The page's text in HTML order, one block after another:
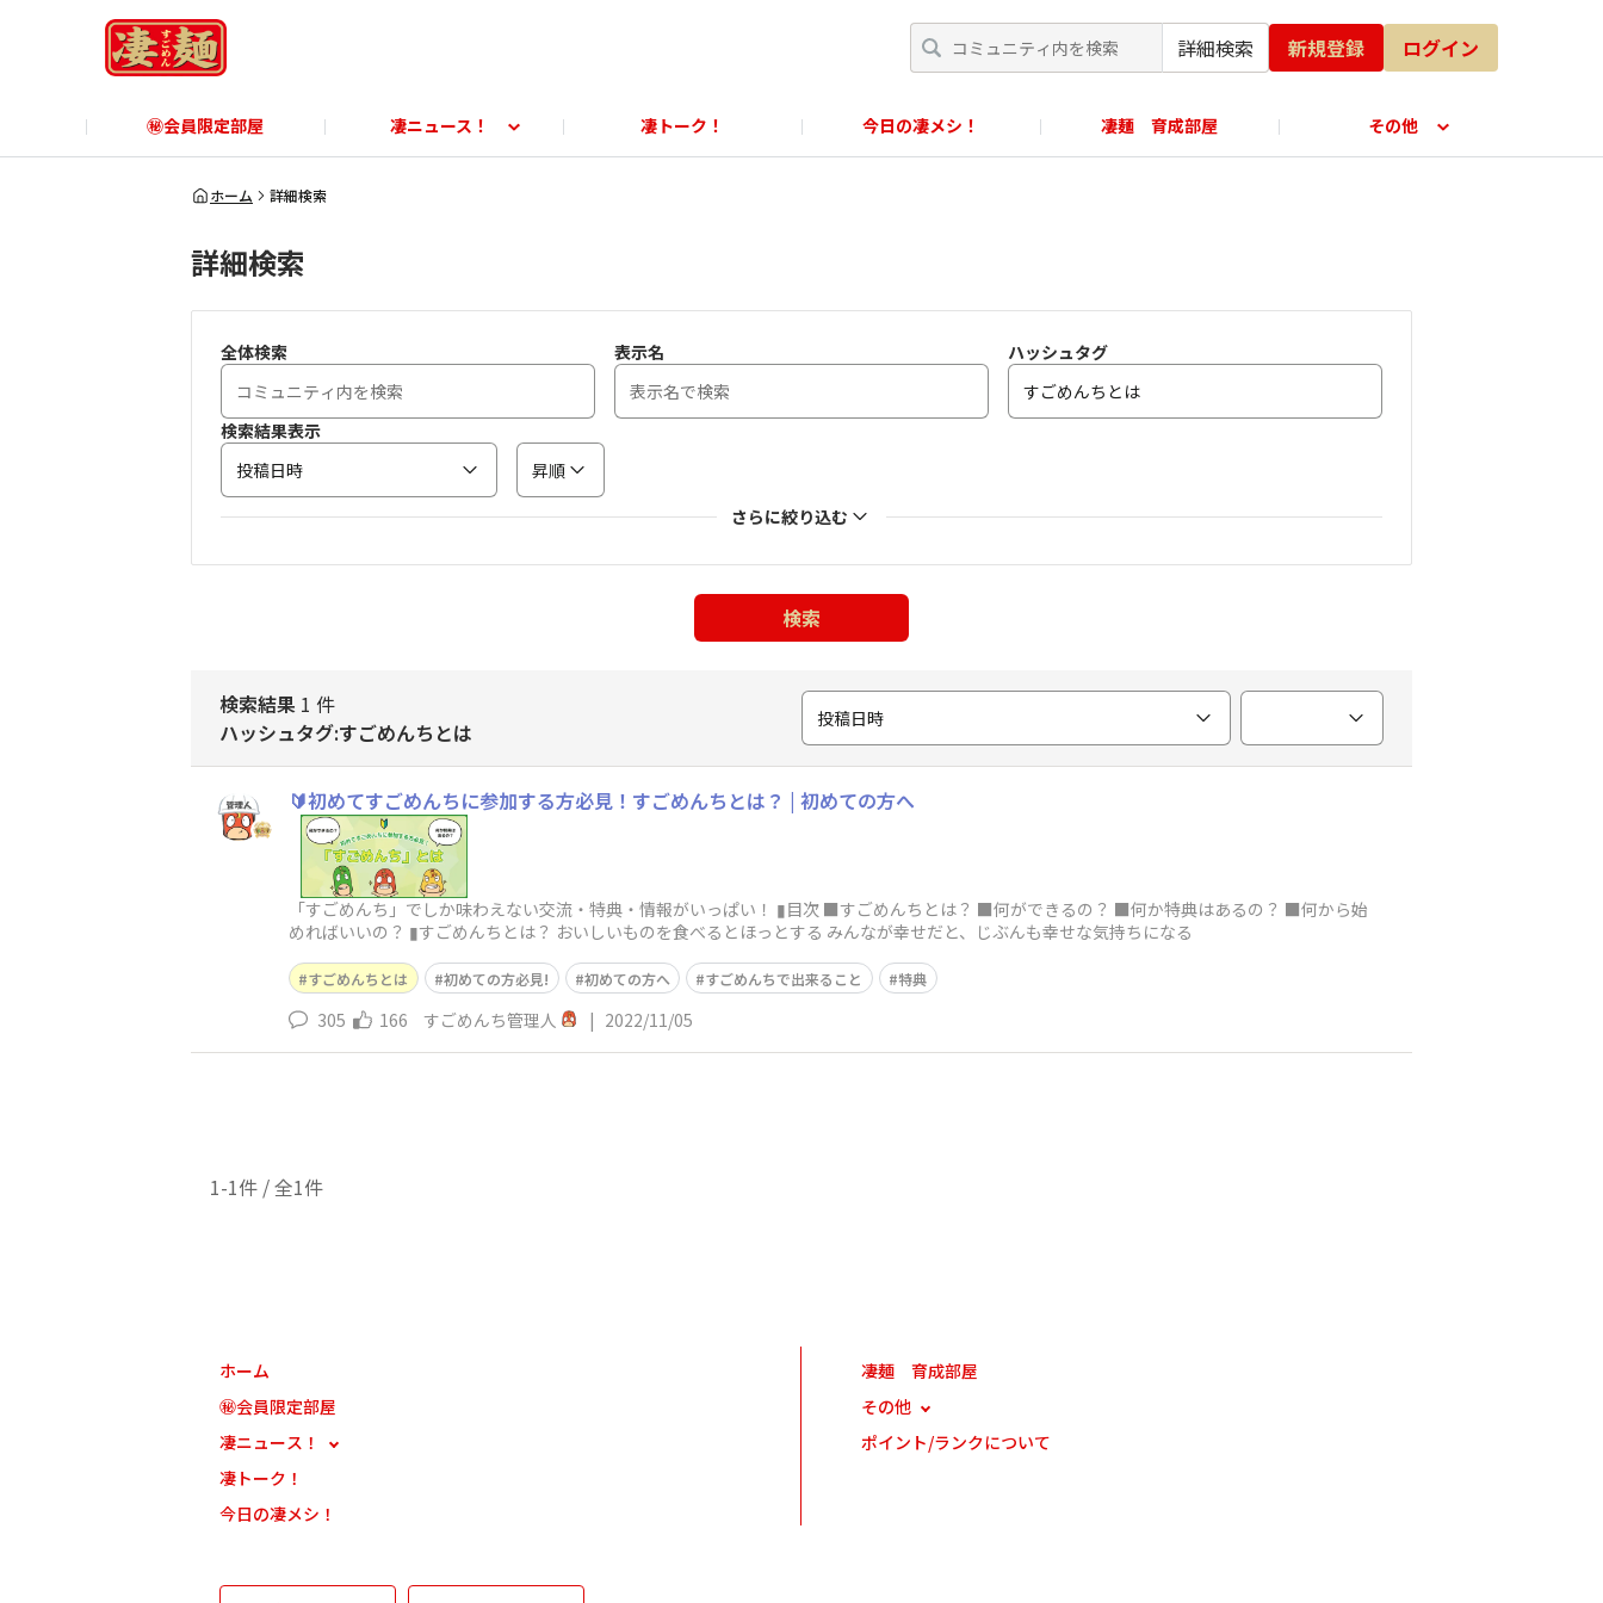
詳細検索 新規登録 ログイン
㊙会員限定部屋 凄ニュース！
凄ニュース！
凄トーク！ 今日の凄メシ！ 凄麺 育成部屋 その他
ご利用ガイド
商品に関する「よくあるご質問」
ホーム 詳細検索
詳細検索
全体検索 表示名 ハッシュタグ
検索結果表示
投稿日時
昇順
さらに絞り込む
検索
検索結果 1 件
ハッシュタグ:すごめんちとは
投稿日時
🔰初めてすごめんちに参加する方必見！すごめんちとは？ | 初めての方へ
「すごめんち」でしか味わえない交流・特典・情報がいっぱい！ ▮目次 ■すごめんちとは？ ■何ができるの？ ■何か特典はあるの？ ■何から始
めればいいの？ ▮すごめんちとは？ おいしいものを食べるとほっとする みんなが幸せだと、じぶんも幸せな気持ちになる
すごめんちとは 初めての方必見! 初めての方へ すごめんちで出来ること 特典
305 166 すごめんち管理人 | 2022/11/05
1-1件 / 全1件
ホーム
㊙会員限定部屋
凄ニュース！
凄トーク！
今日の凄メシ！
凄麺 育成部屋
その他
ポイント/ランクについて